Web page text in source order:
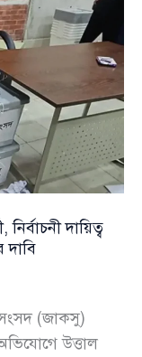
দায়িত্ব
দাবি
সংসদ (জাকসু)
উত্তাল